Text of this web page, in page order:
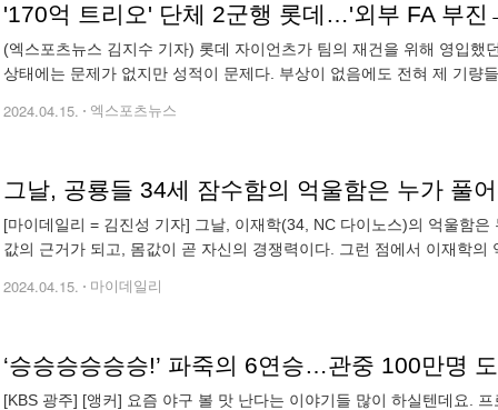
'170억 트리오' 단체 2군행 롯데…'외부 FA 부
(엑스포츠뉴스 김지수 기자) 롯데 자이언츠가 팀의 재건을 위해 영입
상태에는 문제가 없지만 성적이 문제다. 부상이 없음에도 전혀 제 기량
2024.04.15. 엑스포츠뉴스
[마이데일리 = 김진성 기자] 그날, 이재학(34, NC 다이노스)의 억울함
값의 근거가 되고, 몸값이 곧 자신의 경쟁력이다. 그런 점에서 이재학의
2024.04.15. 마이데일리
‘승승승승승승!’ 파죽의 6연승…관중 100만명
[KBS 광주] [앵커] 요즘 야구 볼 맛 난다는 이야기들 많이 하실텐데요.